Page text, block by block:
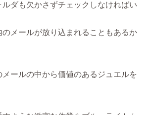
ダも欠かさずチェックしなければい
のメールが放り込まれることもあるか
ールの中から価値のあるジュエルを